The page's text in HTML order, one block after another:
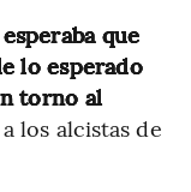
esperaba que
lo esperado
torno al
los alcistas de